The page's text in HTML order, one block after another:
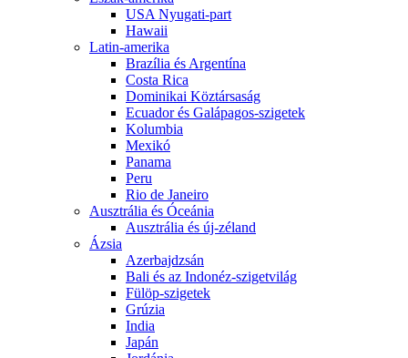
USA Nyugati-part
Hawaii
Latin-amerika
Brazília és Argentína
Costa Rica
Dominikai Köztársaság
Ecuador és Galápagos-szigetek
Kolumbia
Mexikó
Panama
Peru
Rio de Janeiro
Ausztrália és Óceánia
Ausztrália és új-zéland
Ázsia
Azerbajdzsán
Bali és az Indonéz-szigetvilág
Fülöp-szigetek
Grúzia
India
Japán